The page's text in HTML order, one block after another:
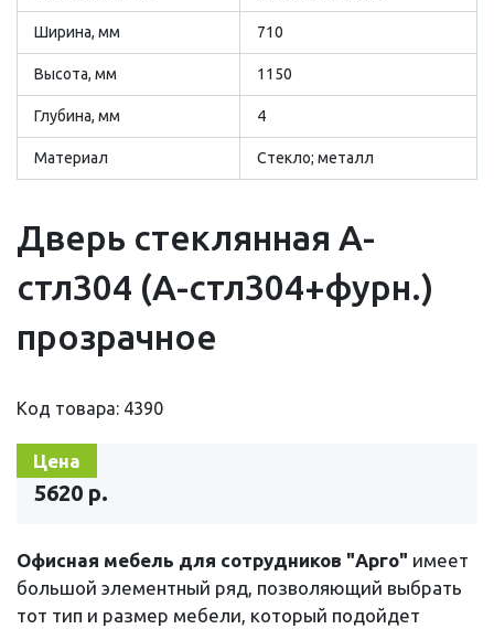
Ширина, мм 710
Высота, мм 1150
Глубина, мм 4
Материал Стекло; металл
Дверь стеклянная А-
стл304 (А-стл304+фурн.)
прозрачное
Код товара: 4390
Цена
5620 р.
Офисная мебель для сотрудников "Арго" имеет
большой элементный ряд, позволяющий выбрать
тот тип и размер мебели, который подойдет